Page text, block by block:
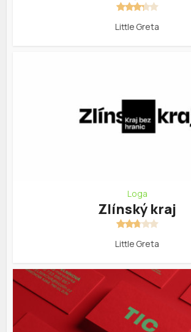
Little Greta
Loga
Zlínský kraj
Little Greta